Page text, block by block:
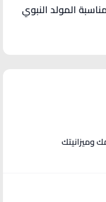
المولد النبوي
وميزانيتك